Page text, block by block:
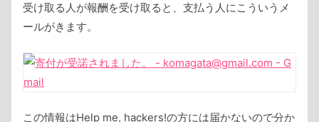
受け取る人が報酬を受け取ると、支払う人にこういうメ
ールがきます。
この情報はHelp me, hackers!の方には届かないので分か